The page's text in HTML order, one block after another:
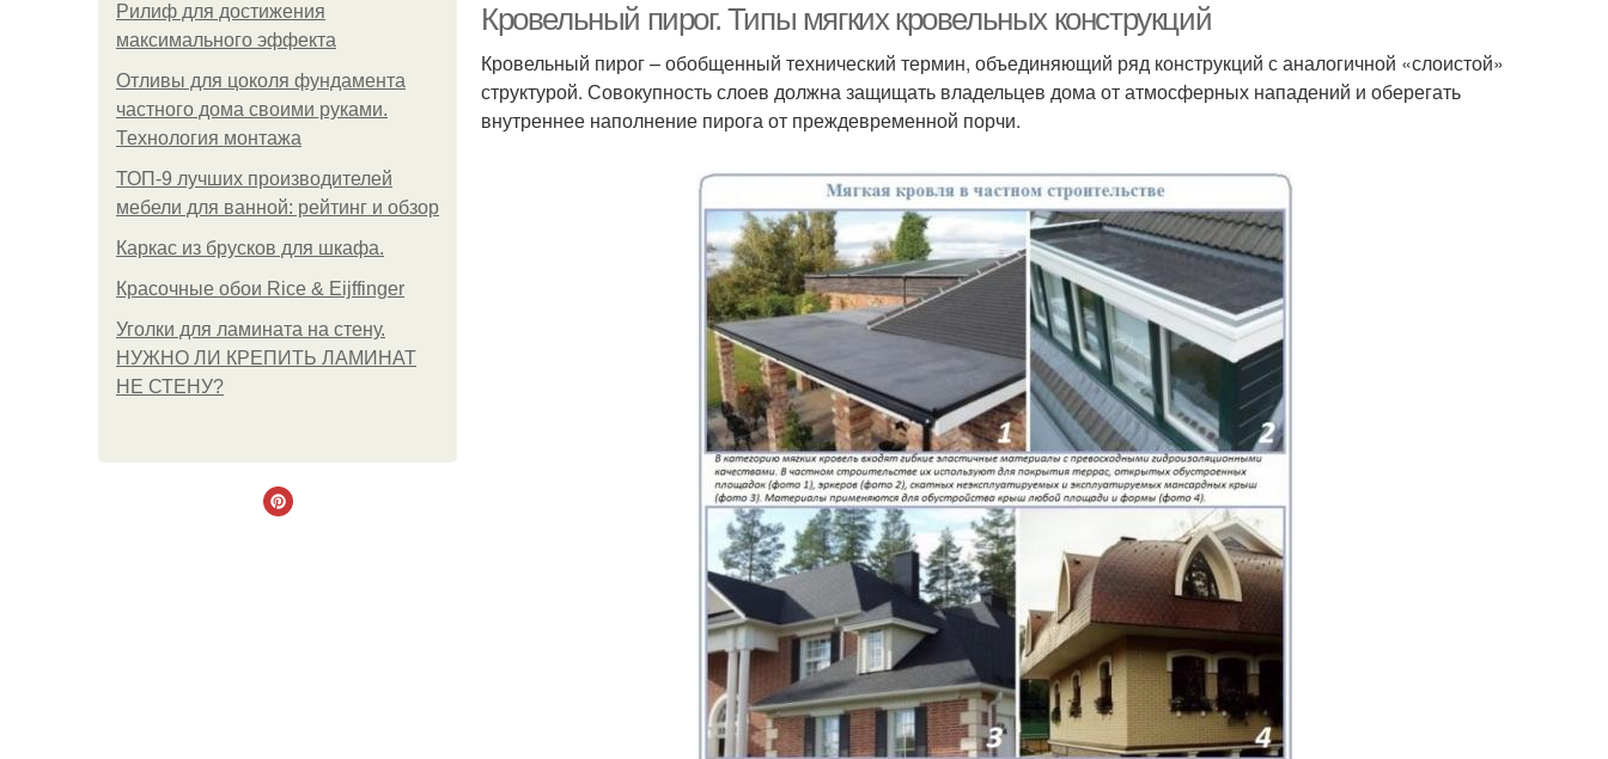
Рилиф для достижения
максимального эффекта
Отливы для цоколя фундамента
частного дома своими руками.
Технология монтажа
ТОП-9 лучших производителей
мебели для ванной: рейтинг и обзор
Каркас из брусков для шкафа.
Красочные обои Rice & Eijffinger
Уголки для ламината на стену.
НУЖНО ЛИ КРЕПИТЬ ЛАМИНАТ
НЕ СТЕНУ?
Кровельный пирог. Типы мягких кровельных конструкций
Кровельный пирог – обобщенный технический термин, объединяющий ряд конструкций с аналогичной «слоистой»
структурой. Совокупность слоев должна защищать владельцев дома от атмосферных нападений и оберегать
внутреннее наполнение пирога от преждевременной порчи.